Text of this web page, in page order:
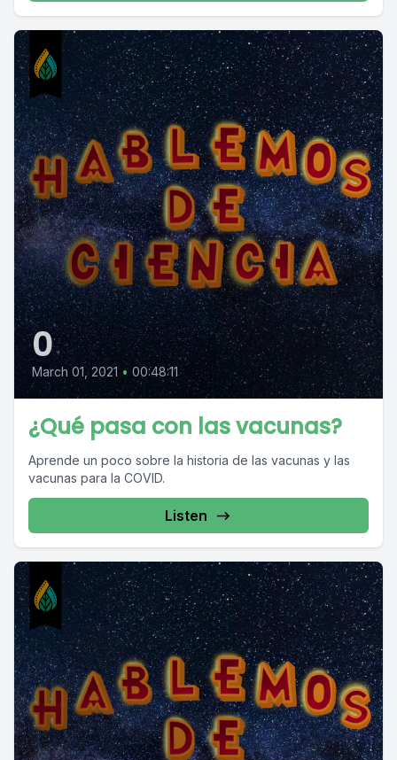
0
March 01, 2021 • 00:48:11
¿Qué pasa con las vacunas?
Aprende un poco sobre la historia de las vacunas y las
vacunas para la COVID.
Listen